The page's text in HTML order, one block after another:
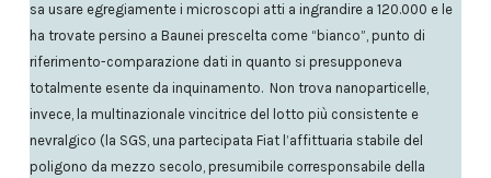
sa usare egregiamente i microscopi atti a ingrandire a 120.000 e le
ha trovate persino a Baunei prescelta come “bianco”, punto di
riferimento-comparazione dati in quanto si presupponeva
totalmente esente da inquinamento. Non trova nanoparticelle,
invece, la multinazionale vincitrice del lotto più consistente e
nevralgico (la SGS, una partecipata Fiat l’affittuaria stabile del
poligono da mezzo secolo, presumibile corresponsabile della